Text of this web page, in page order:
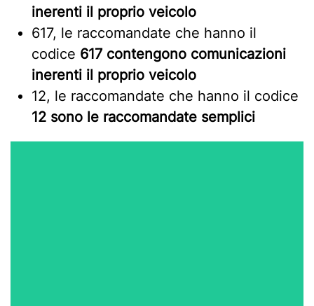
inerenti il proprio veicolo
617, le raccomandate che hanno il
codice 617 contengono comunicazioni
inerenti il proprio veicolo
12, le raccomandate che hanno il codice
12 sono le raccomandate semplici